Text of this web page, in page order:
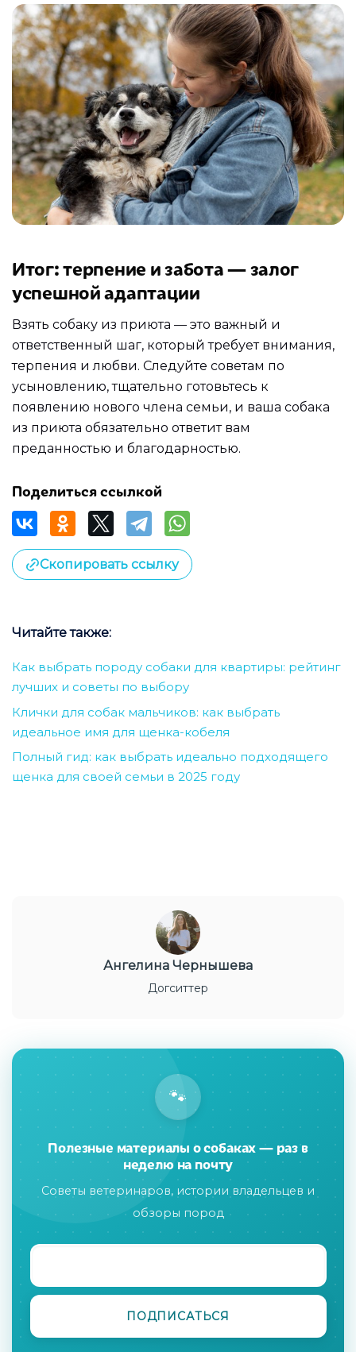
Итог: терпение и забота — залог
успешной адаптации
Взять собаку из приюта — это важный и
ответственный шаг, который требует внимания,
терпения и любви. Следуйте советам по
усыновлению, тщательно готовьтесь к
появлению нового члена семьи, и ваша собака
из приюта обязательно ответит вам
преданностью и благодарностью.
Поделиться ссылкой
Скопировать ссылку
Читайте также:
Как выбрать породу собаки для квартиры: рейтинг
лучших и советы по выбору
Клички для собак мальчиков: как выбрать
идеальное имя для щенка-кобеля
Полный гид: как выбрать идеально подходящего
щенка для своей семьи в 2025 году
Ангелина Чернышева
Догситтер
🐾
Полезные материалы о собаках — раз в
неделю на почту
Советы ветеринаров, истории владельцев и
обзоры пород